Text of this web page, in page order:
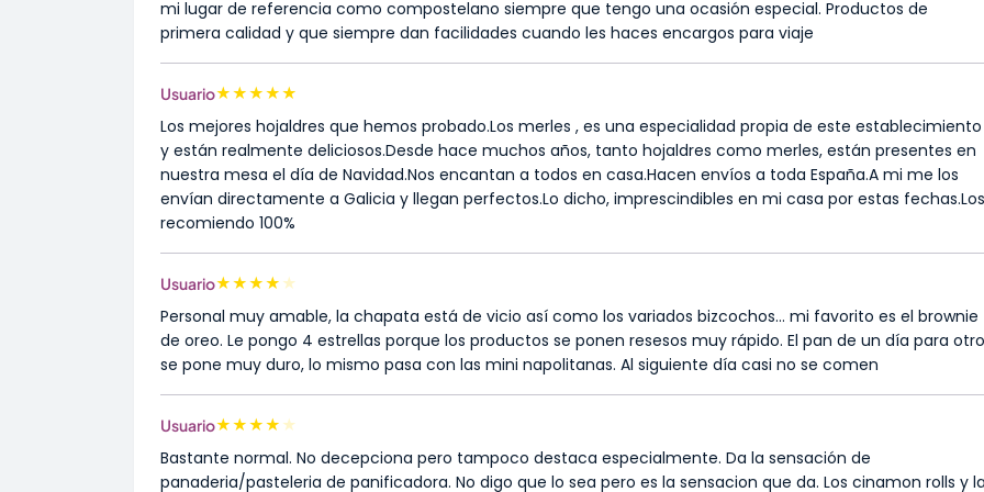
mi lugar de referencia como compostelano siempre que tengo una ocasión especial. Productos de
primera calidad y que siempre dan facilidades cuando les haces encargos para viaje
Usuario★★★★★
Los mejores hojaldres que hemos probado.Los merles , es una especialidad propia de este establecimiento
y están realmente deliciosos.Desde hace muchos años, tanto hojaldres como merles, están presentes en
nuestra mesa el día de Navidad.Nos encantan a todos en casa.Hacen envíos a toda España.A mi me los
envían directamente a Galicia y llegan perfectos.Lo dicho, imprescindibles en mi casa por estas fechas.Los
recomiendo 100%
Usuario★★★★ ★
Personal muy amable, la chapata está de vicio así como los variados bizcochos... mi favorito es el brownie
de oreo. Le pongo 4 estrellas porque los productos se ponen resesos muy rápido. El pan de un día para otro
se pone muy duro, lo mismo pasa con las mini napolitanas. Al siguiente día casi no se comen
Usuario★★★★ ★
Bastante normal. No decepciona pero tampoco destaca especialmente. Da la sensación de
panaderia/pasteleria de panificadora. No digo que lo sea pero es la sensacion que da. Los cinamon rolls y la